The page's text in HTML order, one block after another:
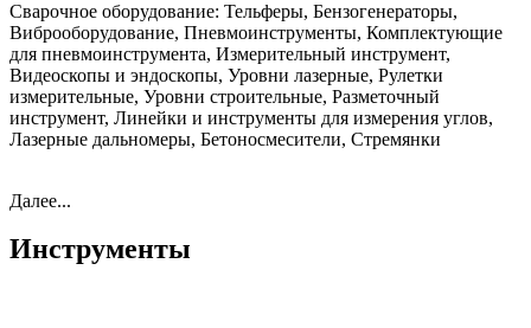
Сварочное оборудование: Тельферы, Бензогенераторы,
Виброоборудование, Пневмоинструменты, Комплектующие
для пневмоинструмента, Измерительный инструмент,
Видеоскопы и эндоскопы, Уровни лазерные, Рулетки
измерительные, Уровни строительные, Разметочный
инструмент, Линейки и инструменты для измерения углов,
Лазерные дальномеры, Бетоносмесители, Стремянки
Далее...
Инструменты